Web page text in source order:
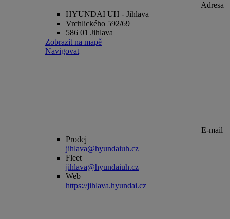
Adresa
HYUNDAI UH - Jihlava
Vrchlického 592/69
586 01 Jihlava
Zobrazit na mapě
Navigovat
E-mail
Prodej
jihlava@hyundaiuh.cz
Fleet
jihlava@hyundaiuh.cz
Web
https://jihlava.hyundai.cz